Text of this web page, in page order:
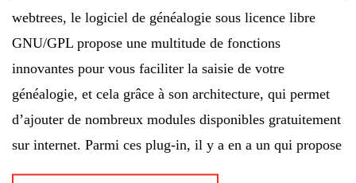
webtrees, le logiciel de généalogie sous licence libre
GNU/GPL propose une multitude de fonctions
innovantes pour vous faciliter la saisie de votre
généalogie, et cela grâce à son architecture, qui permet
d’ajouter de nombreux modules disponibles gratuitement
sur internet. Parmi ces plug-in, il y a en a un qui propose